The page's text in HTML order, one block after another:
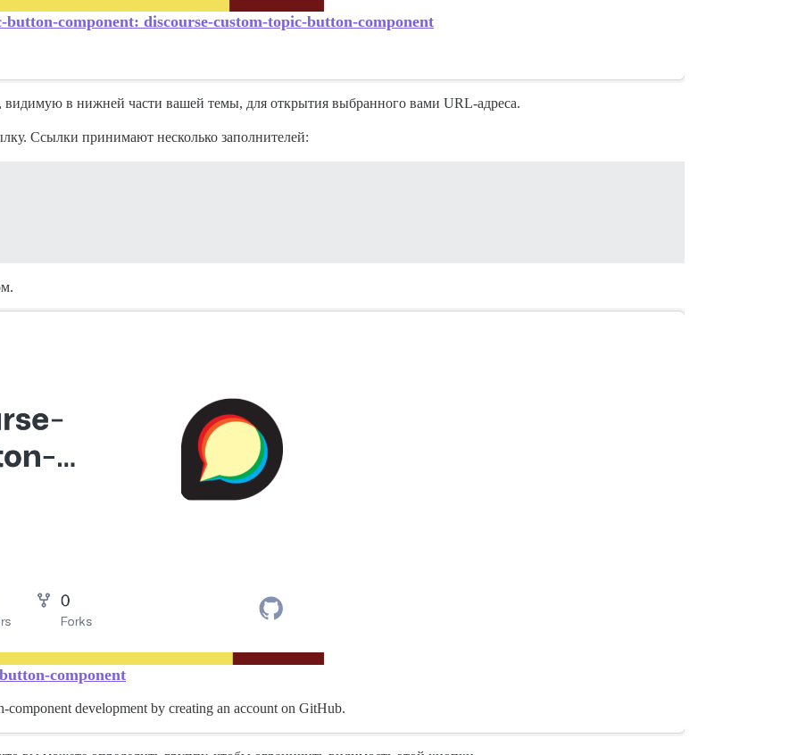
component: discourse-custom-topic-button-component
видимую в нижней части вашей темы, для открытия выбранного вами URL-адреса.
Ссылки принимают несколько заполнителей:
component
development by creating an account on GitHub.